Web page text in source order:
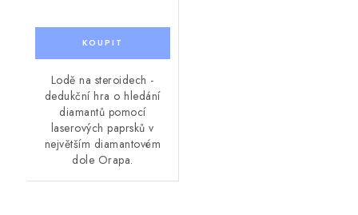
Lodě na steroidech -
dedukční hra o hledání
diamantů pomocí
laserových paprsků v
největším diamantovém
dole Orapa.